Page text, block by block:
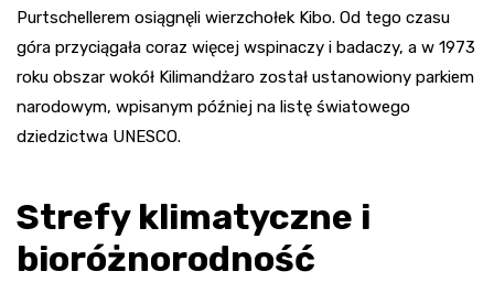
Purtschellerem osiągnęli wierzchołek Kibo. Od tego czasu
góra przyciągała coraz więcej wspinaczy i badaczy, a w 1973
roku obszar wokół Kilimandżaro został ustanowiony parkiem
narodowym, wpisanym później na listę światowego
dziedzictwa UNESCO.
Strefy klimatyczne i
bioróżnorodność